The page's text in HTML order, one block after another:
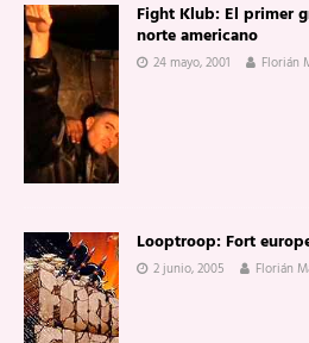
Fight Klub: El primer
norte americano
24 mayo, 2001 Florián
Looptroop: Fort
2 junio, 2005 Florián